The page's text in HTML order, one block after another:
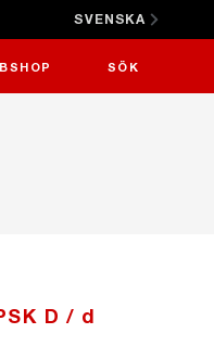
SVENSKA
SÖK
STÄNG X
D / d